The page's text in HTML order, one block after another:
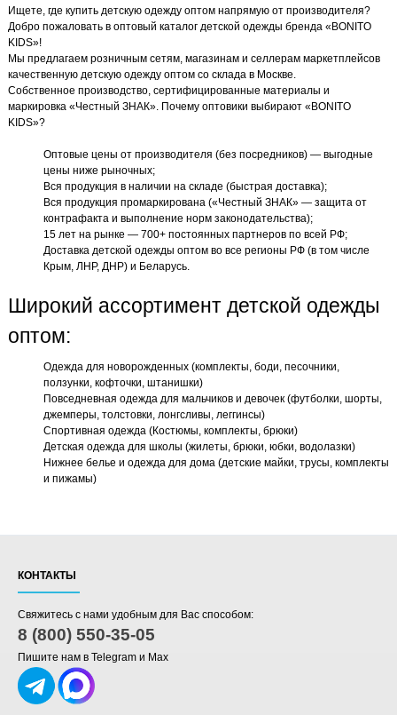
Ищете, где купить детскую одежду оптом напрямую от производителя?
Добро пожаловать в оптовый каталог детской одежды бренда «BONITO
KIDS»!
Мы предлагаем розничным сетям, магазинам и селлерам маркетплейсов
качественную детскую одежду оптом со склада в Москве.
Собственное производство, сертифицированные материалы и
маркировка «Честный ЗНАК». Почему оптовики выбирают «BONITO
KIDS»?
Оптовые цены от производителя (без посредников) — выгодные
цены ниже рыночных;
Вся продукция в наличии на складе (быстрая доставка);
Вся продукция промаркирована («Честный ЗНАК» — защита от
контрафакта и выполнение норм законодательства);
15 лет на рынке — 700+ постоянных партнеров по всей РФ;
Доставка детской одежды оптом во все регионы РФ (в том числе
Крым, ЛНР, ДНР) и Беларусь.
Широкий ассортимент детской одежды
оптом:
Одежда для новорожденных (комплекты, боди, песочники,
ползунки, кофточки, штанишки)
Повседневная одежда для мальчиков и девочек (футболки, шорты,
джемперы, толстовки, лонгсливы, леггинсы)
Спортивная одежда (Костюмы, комплекты, брюки)
Детская одежда для школы (жилеты, брюки, юбки, водолазки)
Нижнее белье и одежда для дома (детские майки, трусы, комплекты
и пижамы)
КОНТАКТЫ
Свяжитесь с нами удобным для Вас способом:
8 (800) 550-35-05
Пишите нам в Telegram и Max